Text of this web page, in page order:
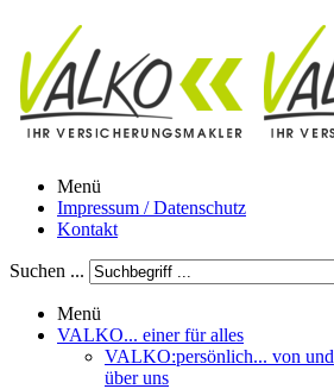
Menü
Impressum / Datenschutz
Kontakt
Suchen ...
Menü
VALKO... einer für alles
VALKO:persönlich... von und
über uns